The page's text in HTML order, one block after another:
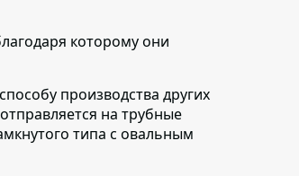
которому они
производства других
на трубные
типа с овальным